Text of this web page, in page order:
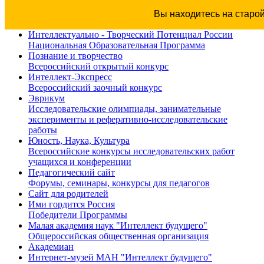
Вы находитесь на
Интеллектуально - Творческий Потенциал России
Национальная Образовательная Программа
Познание и творчество
Всероссийский открытый конкурс
Интеллект-Экспресс
Всероссийский заочный конкурс
Эврикум
Исследовательские олимпиады, занимательные
эксперименты и реферативно-исследовательские
работы
Юность, Наука, Культура
Всероссийские конкурсы исследовательских работ
учащихся и конференции
Педагогический сайт
Форумы, семинары, конкурсы для педагогов
Сайт для родителей
Ими гордится Россия
Победители Программы
Малая академия наук "Интеллект будущего"
Общероссийская общественная организация
Академиан
Интернет-музей МАН "Интеллект будущего"